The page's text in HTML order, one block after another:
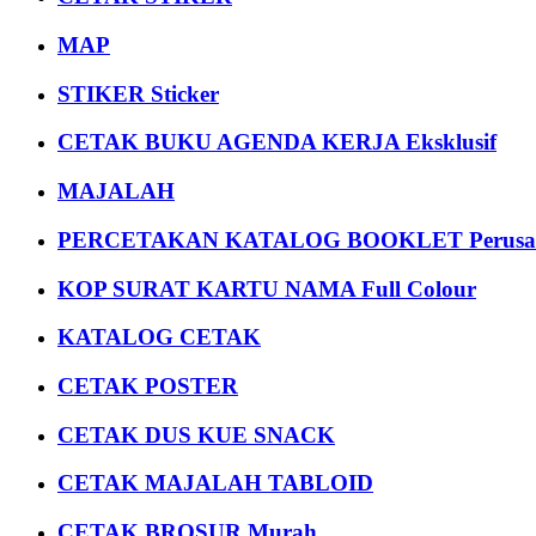
MAP
STIKER Sticker
CETAK BUKU AGENDA KERJA Eksklusif
MAJALAH
PERCETAKAN KATALOG BOOKLET
KOP SURAT KARTU NAMA Full Colour
KATALOG CETAK
CETAK POSTER
CETAK DUS KUE SNACK
CETAK MAJALAH TABLOID